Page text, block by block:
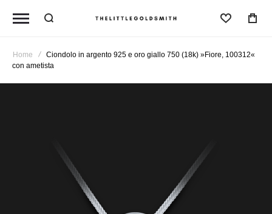
Lista
Home
Ciondolo in argento 925 e oro giallo 750 (18k) »Fiore, 100312«
con ametista